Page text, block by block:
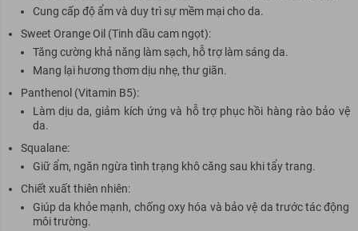
Cung cấp độ ẩm và duy trì sự mềm mại cho da.
Sweet Orange Oil (Tinh dầu cam ngọt):
Tăng cường khả năng làm sạch, hỗ trợ làm sáng da.
Mang lại hương thơm dịu nhẹ, thư giãn.
Panthenol (Vitamin B5):
Làm dịu da, giảm kích ứng và hỗ trợ phục hồi hàng rào bảo vệ
da.
Squalane:
Giữ ẩm, ngăn ngừa tình trạng khô căng sau khi tẩy trang.
Chiết xuất thiên nhiên:
Giúp da khỏe mạnh, chống oxy hóa và bảo vệ da trước tác động
môi trường.